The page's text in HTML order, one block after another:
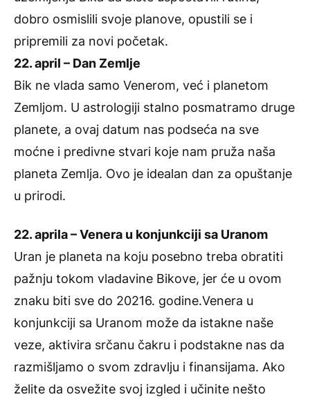
dobro osmislili svoje planove, opustili se i
pripremili za novi početak.
22. april – Dan Zemlje
Bik ne vlada samo Venerom, već i planetom
Zemljom. U astrologiji stalno posmatramo druge
planete, a ovaj datum nas podseća na sve
moćne i predivne stvari koje nam pruža naša
planeta Zemlja. Ovo je idealan dan za opuštanje
u prirodi.
22. aprila – Venera u konjunkciji sa Uranom
Uran je planeta na koju posebno treba obratiti
pažnju tokom vladavine Bikove, jer će u ovom
znaku biti sve do 20216. godine.Venera u
konjunkciji sa Uranom može da istakne naše
veze, aktivira srčanu čakru i podstakne nas da
razmišljamo o svom zdravlju i finansijama. Ako
želite da osvežite svoj izgled i učinite nešto